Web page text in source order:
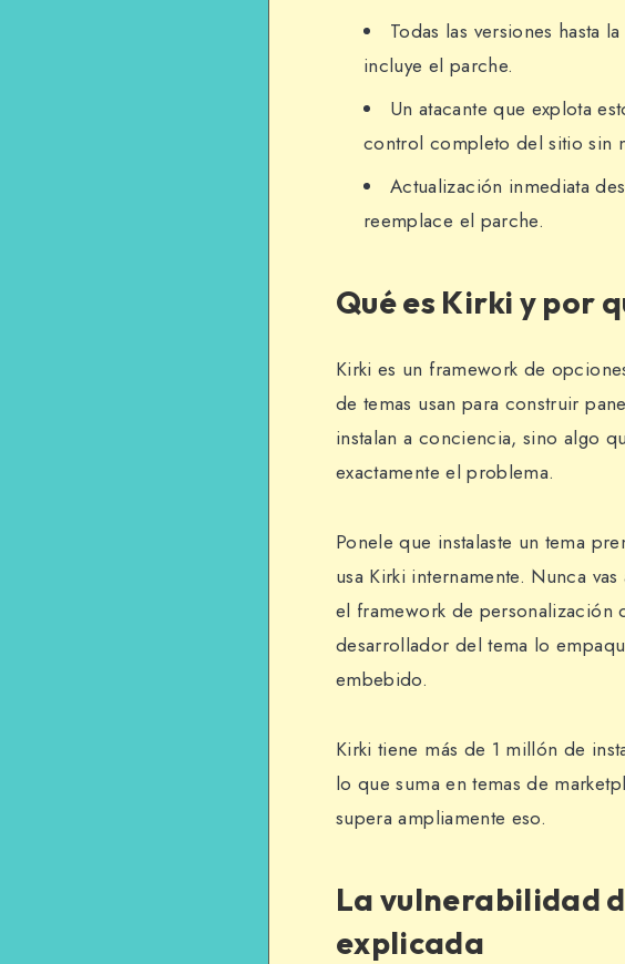
Todas las versiones hasta
incluye el parche.
Un atacante que explota
control completo del sitio sin
Actualización inmediata
reemplace el parche.
Qué es Kirki y por
Kirki es un framework de
de temas usan para construir
instalan a conciencia, sino algo
exactamente el problema.
Ponele que instalaste un tema
usa Kirki internamente. Nunca
el framework de personalización
desarrollador del tema lo
embebido.
Kirki tiene más de 1 millón de
lo que suma en temas de
supera ampliamente eso.
La vulnerabilidad
explicada